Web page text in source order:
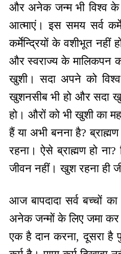
और अनेक जन्म भी विश्व के
आत्माएं। इस समय सर्व
कर्मेन्द्रियों के वशीभूत
और स्वराज्य के मालिकपन
खुशी। सदा अपने को
खुशनसीब भी हो और सदा
हो। औरों को भी खुशी का
हैं या अभी बनना है?
रहना। ऐसे ब्राह्मण हो
जीवन नहीं। खुश रहना ही
आज बापदादा सर्व बच्चों
अनेक जन्मों के लिए जमा कर
एक है दान करना, दूसरा है